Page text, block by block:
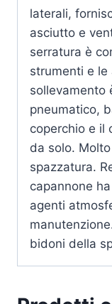
laterali,
asciutto e
serratura è
strumenti e le
sollevamento
pneumatico,
coperchio e il
da solo.
spazzatura.
capannone
agenti
bidoni della